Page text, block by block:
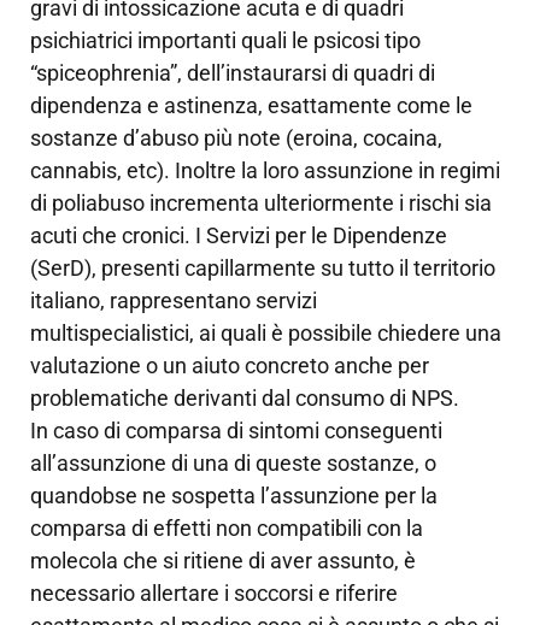
gravi di intossicazione acuta e di quadri
psichiatrici importanti quali le psicosi tipo
“spiceophrenia”, dell’instaurarsi di quadri di
dipendenza e astinenza, esattamente come le
sostanze d’abuso più note (eroina, cocaina,
cannabis, etc). Inoltre la loro assunzione in regimi
di poliabuso incrementa ulteriormente i rischi sia
acuti che cronici. I Servizi per le Dipendenze
(SerD), presenti capillarmente su tutto il territorio
italiano, rappresentano servizi
multispecialistici, ai quali è possibile chiedere una
valutazione o un aiuto concreto anche per
problematiche derivanti dal consumo di NPS.
In caso di comparsa di sintomi conseguenti
all’assunzione di una di queste sostanze, o
quandobse ne sospetta l’assunzione per la
comparsa di effetti non compatibili con la
molecola che si ritiene di aver assunto, è
necessario allertare i soccorsi e riferire